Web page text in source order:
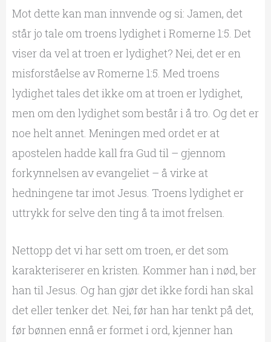
Mot dette kan man innvende og si: Jamen, det
står jo tale om troens lydighet i Romerne 1:5. Det
viser da vel at troen er lydighet? Nei, det er en
misforståelse av Romerne 1:5. Med troens
lydighet tales det ikke om at troen er lydighet,
men om den lydighet som består i å tro. Og det er
noe helt annet. Meningen med ordet er at
apostelen hadde kall fra Gud til – gjennom
forkynnelsen av evangeliet – å virke at
hedningene tar imot Jesus. Troens lydighet er
uttrykk for selve den ting å ta imot frelsen.
Nettopp det vi har sett om troen, er det som
karakteriserer en kristen. Kommer han i nød, ber
han til Jesus. Og han gjør det ikke fordi han skal
det eller tenker det. Nei, før han har tenkt på det,
før bønnen ennå er formet i ord, kjenner han